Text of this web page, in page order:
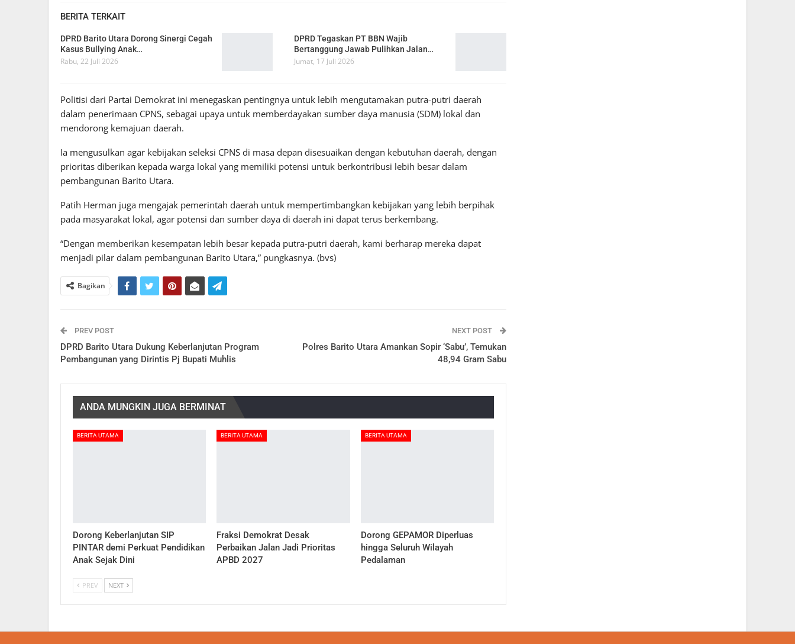
BERITA TERKAIT
DPRD Barito Utara Dorong Sinergi Cegah
Kasus Bullying Anak…
Rabu, 22 Juli 2026
DPRD Tegaskan PT BBN Wajib
Bertanggung Jawab Pulihkan Jalan…
Jumat, 17 Juli 2026
Politisi dari Partai Demokrat ini menegaskan pentingnya untuk lebih mengutamakan putra-putri daerah
dalam penerimaan CPNS, sebagai upaya untuk memberdayakan sumber daya manusia (SDM) lokal dan
mendorong kemajuan daerah.
Ia mengusulkan agar kebijakan seleksi CPNS di masa depan disesuaikan dengan kebutuhan daerah, dengan
prioritas diberikan kepada warga lokal yang memiliki potensi untuk berkontribusi lebih besar dalam
pembangunan Barito Utara.
Patih Herman juga mengajak pemerintah daerah untuk mempertimbangkan kebijakan yang lebih berpihak
pada masyarakat lokal, agar potensi dan sumber daya di daerah ini dapat terus berkembang.
“Dengan memberikan kesempatan lebih besar kepada putra-putri daerah, kami berharap mereka dapat
menjadi pilar dalam pembangunan Barito Utara,” pungkasnya. (bvs)
Bagikan
PREV POST
DPRD Barito Utara Dukung Keberlanjutan Program
Pembangunan yang Dirintis Pj Bupati Muhlis
NEXT POST
Polres Barito Utara Amankan Sopir ‘Sabu’, Temukan
48,94 Gram Sabu
ANDA MUNGKIN JUGA BERMINAT
BERITA UTAMA
Dorong Keberlanjutan SIP
PINTAR demi Perkuat Pendidikan
Anak Sejak Dini
BERITA UTAMA
Fraksi Demokrat Desak
Perbaikan Jalan Jadi Prioritas
APBD 2027
BERITA UTAMA
Dorong GEPAMOR Diperluas
hingga Seluruh Wilayah
Pedalaman
PREV NEXT